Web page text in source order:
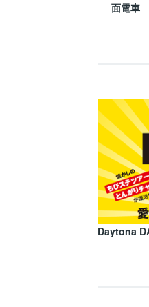
面電車
Daytona